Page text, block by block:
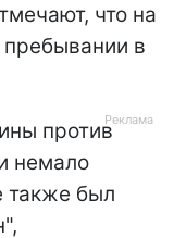
что на
в
против
немало
также был